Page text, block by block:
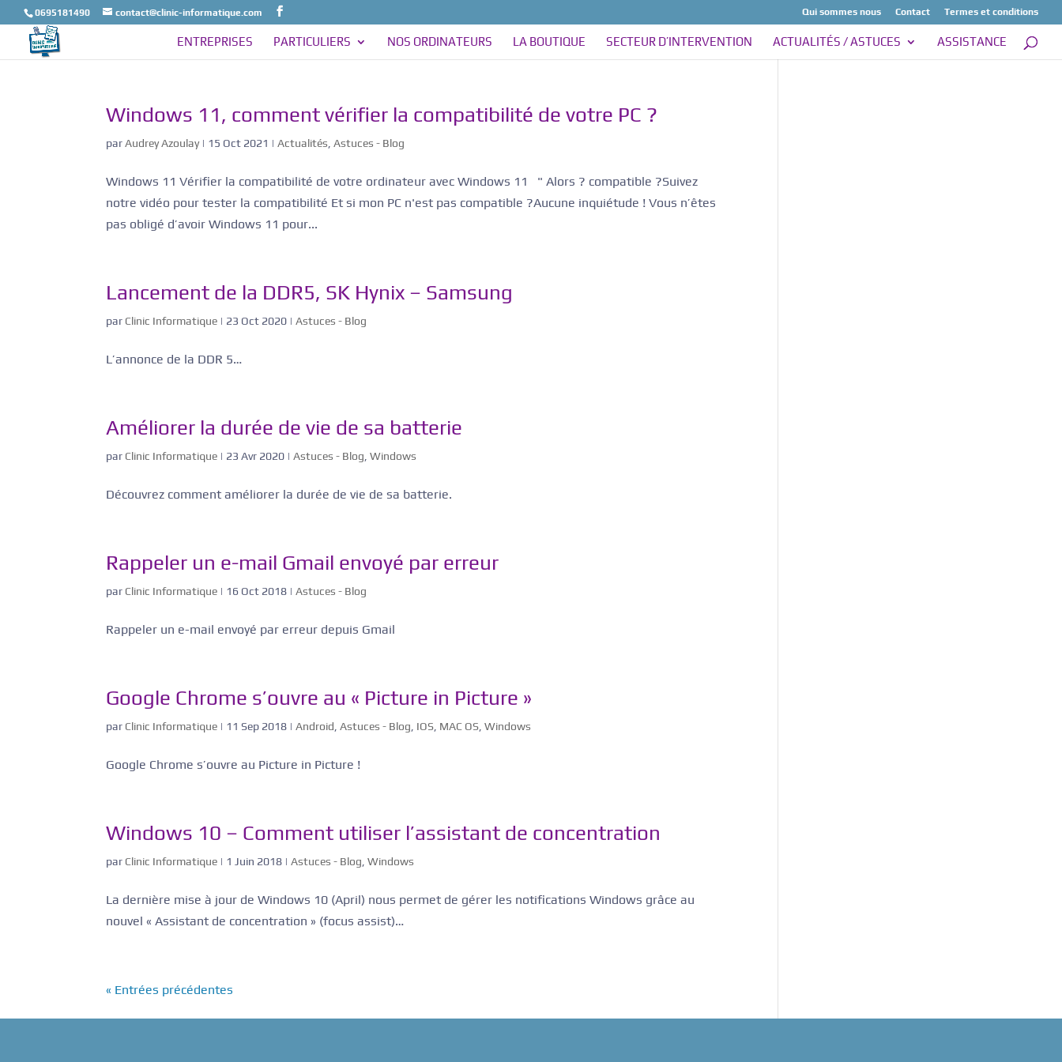
0695181490 contact@clinic-informatique.com Qui sommes nous Contact Termes et conditions
ENTREPRISES PARTICULIERS NOS ORDINATEURS LA BOUTIQUE SECTEUR D’INTERVENTION ACTUALITÉS / ASTUCES ASSISTANCE
Windows 11, comment vérifier la compatibilité de votre PC ?
parAudrey Azoulay| 15 Oct 2021 |Actualités ,Astuces - Blog
Windows 11 Vérifier la compatibilité de votre ordinateur avec Windows 11 " Alors ? compatible ?Suivez
notre vidéo pour tester la compatibilité Et si mon PC n'est pas compatible ?Aucune inquiétude ! Vous n’êtes
pas obligé d’avoir Windows 11 pour...
Lancement de la DDR5, SK Hynix – Samsung
par Clinic Informatique | 23 Oct 2020 |Astuces - Blog
L’annonce de la DDR 5…
Améliorer la durée de vie de sa batterie
par Clinic Informatique | 23 Avr 2020 |Astuces - Blog ,Windows
Découvrez comment améliorer la durée de vie de sa batterie.
Rappeler un e-mail Gmail envoyé par erreur
par Clinic Informatique | 16 Oct 2018 |Astuces - Blog
Rappeler un e-mail envoyé par erreur depuis Gmail
Google Chrome s’ouvre au « Picture in Picture »
par Clinic Informatique | 11 Sep 2018 |Android ,Astuces - Blog IOS MAC OS ,Windows
Google Chrome s’ouvre au Picture in Picture !
Windows 10 – Comment utiliser l’assistant de concentration
par Clinic Informatique | 1 Juin 2018 |Astuces - Blog ,Windows
La dernière mise à jour de Windows 10 (April) nous permet de gérer les notifications Windows grâce au
nouvel « Assistant de concentration » (focus assist)…
« Entrées précédentes